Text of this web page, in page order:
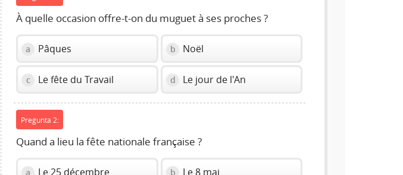
À quelle occasion offre-t-on du muguet à ses proches ?
a Pâques b Noël
c Le fête du Travail d Le jour de l'An
Pregunta 2:
Quand a lieu la fête nationale française ?
a Le 25 décembre b Le 8 mai